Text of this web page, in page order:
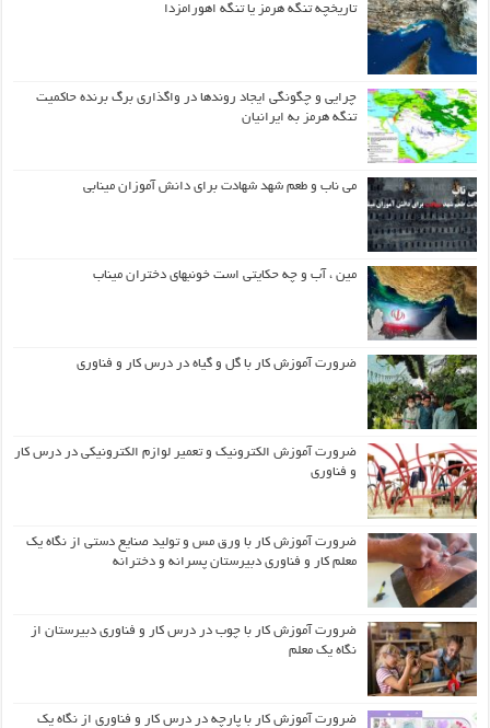
تاریخچه تنگه هرمز یا تنگه اهورامزدا
چرایی و چگونگی ایجاد روندها در واگذاری برگ برنده حاکمیت
تنگه هرمز به ایرانیان
می ناب و طعم شهد شهادت برای دانش آموزان مینابی
مین ، آب و چه حکایتی است خونبهای دختران میناب
ضرورت آموزش کار با گل و گیاه در درس کار و فناوری
ضرورت آموزش الکترونیک و تعمیر لوازم الکترونیکی در درس کار
و فناوری
ضرورت آموزش کار با ورق مس و تولید صنایع دستی از نگاه یک
معلم کار و فناوری دبیرستان پسرانه و دخترانه
ضرورت آموزش کار با چوب در درس کار و فناوری دبیرستان از
نگاه یک معلم
ضرورت آموزش کار با پارچه در درس کار و فناوری از نگاه یک